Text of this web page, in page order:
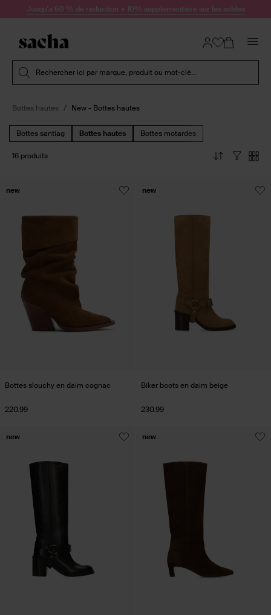
Passer au contenu
Jusqu'à 60 % de réduction + 10% supplémentaire sur les soldes
Rechercher ici par marque, produit ou mot-clé...
Bottes hautes New - Bottes hautes
Bottes santiag Bottes hautes Bottes motardes
16 produits
Bottes slouchy en daim cognac
220.99
new
Biker boots en daim beige
230.99
new
new new